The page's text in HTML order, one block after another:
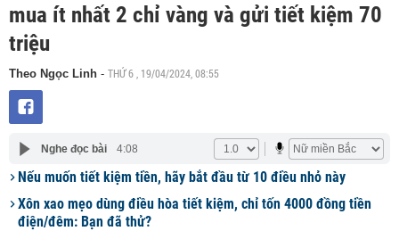
mua ít nhất 2 chỉ vàng và gửi tiết kiệm 70
triệu
Theo Ngọc Linh - THỨ 6 , 19/04/2024, 08:55
Nghe đọc bài 4:08
Nếu muốn tiết kiệm tiền, hãy bắt đầu từ 10 điều nhỏ này
Xôn xao mẹo dùng điều hòa tiết kiệm, chỉ tốn 4000 đồng tiền
điện/đêm: Bạn đã thử?